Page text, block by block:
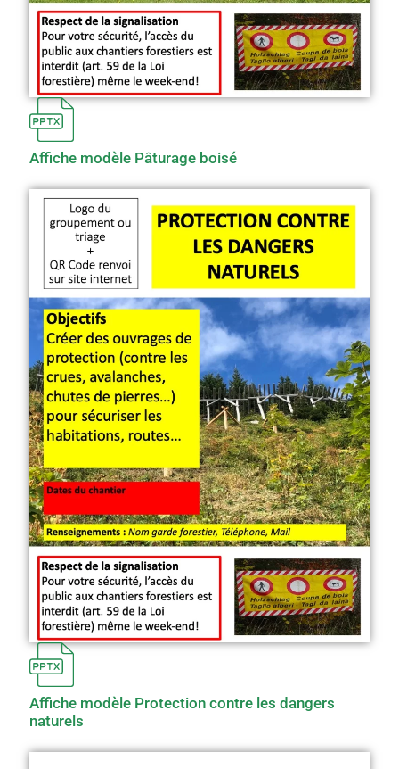
Affiche modèle Pâturage boisé
Affiche modèle Protection contre les dangers
naturels